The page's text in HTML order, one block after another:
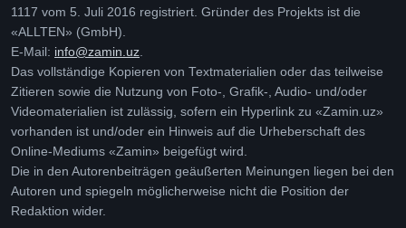
1117 vom 5. Juli 2016 registriert. Gründer des Projekts ist die
«ALLTEN» (GmbH).
E-Mail: info@zamin.uz
Das vollständige Kopieren von Textmaterialien oder das teilweise
Zitieren sowie die Nutzung von Foto-, Grafik-, Audio- und/oder
Videomaterialien ist zulässig, sofern ein Hyperlink zu «Zamin.uz»
vorhanden ist und/oder ein Hinweis auf die Urheberschaft des
Online-Mediums «Zamin» beigefügt wird.
Die in den Autorenbeiträgen geäußerten Meinungen liegen bei den
Autoren und spiegeln möglicherweise nicht die Position der
Redaktion wider.